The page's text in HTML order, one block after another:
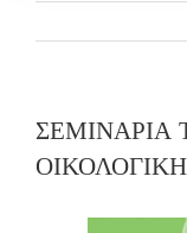
ΣΕΜΙΝΑΡΙΑ